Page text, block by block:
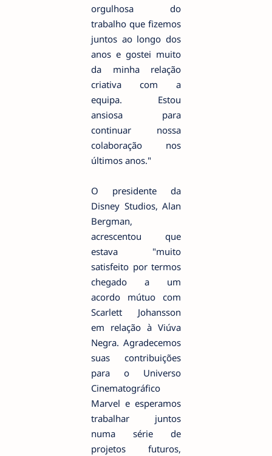
orgulhosa do
trabalho que fizemos
juntos ao longo dos
anos e gostei muito
da minha relação
criativa com a
equipa. Estou
ansiosa para
continuar nossa
colaboração nos
últimos anos."
O presidente da
Disney Studios, Alan
Bergman,
acrescentou que
estava "muito
satisfeito por termos
chegado a um
acordo mútuo com
Scarlett Johansson
em relação à Viúva
Negra. Agradecemos
suas contribuições
para o Universo
Cinematográfico
Marvel e esperamos
trabalhar juntos
numa série de
projetos futuros,